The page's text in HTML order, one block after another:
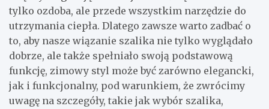
tylko ozdoba, ale przede wszystkim narzędzie do
utrzymania ciepła. Dlatego zawsze warto zadbać o
to, aby nasze wiązanie szalika nie tylko wyglądało
dobrze, ale także spełniało swoją podstawową
funkcję, zimowy styl może być zarówno elegancki,
jak i funkcjonalny, pod warunkiem, że zwrócimy
uwagę na szczegóły, takie jak wybór szalika,